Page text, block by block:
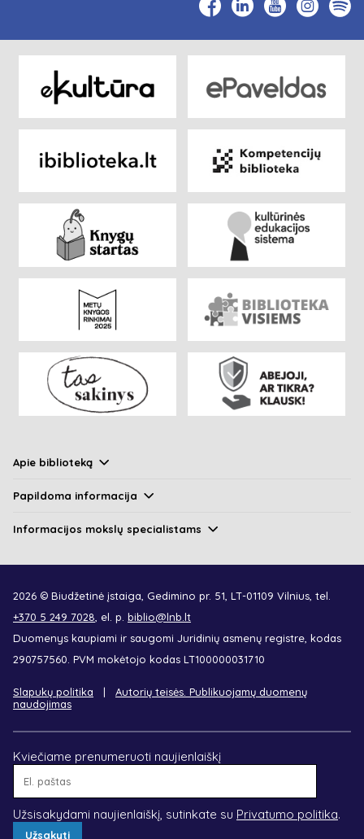
Apie biblioteką
Papildoma informacija
Informacijos mokslų specialistams
2026 © Biudžetinė įstaiga, Gedimino pr. 51, LT-01109 Vilnius, tel.
+370 5 249 7028 , el. p. biblio@lnb.lt
Duomenys kaupiami ir saugomi Juridinių asmenų registre, kodas
290757560. PVM mokėtojo kodas LT100000031710
Slapukų politika
Autorių teisės. Publikuojamų duomenų
naudojimas
Kviečiame prenumeruoti naujienlaiškį
Užsisakydami naujienlaiškį, sutinkate su Privatumo politika.